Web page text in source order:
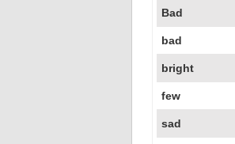
Bad
bad
bright
few
sad